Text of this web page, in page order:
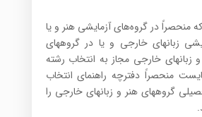
که منحصراً در گروه‌های آزمایشی هنر و یا
زبانهای خارجی و یا در گروههای
زبانهای خارجی مجاز به انتخاب رشته
منحصراً دفترچه راهنمای انتخاب
گروههای هنر و زبانهای خارجی را